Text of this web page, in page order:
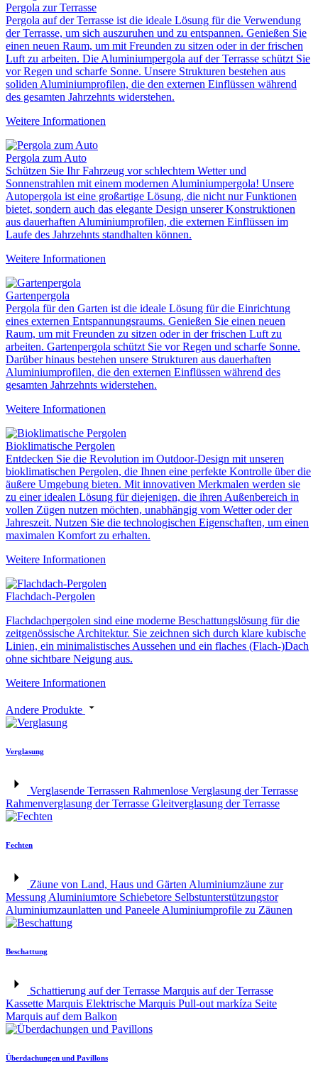
Pergola zur Terrasse
Pergola auf der Terrasse ist die ideale Lösung für die Verwendung
der Terrasse, um sich auszuruhen und zu entspannen. Genießen Sie
einen neuen Raum, um mit Freunden zu sitzen oder in der frischen
Luft zu arbeiten. Die Aluminiumpergola auf der Terrasse schützt Sie
vor Regen und scharfe Sonne. Unsere Strukturen bestehen aus
soliden Aluminiumprofilen, die den externen Einflüssen während
des gesamten Jahrzehnts widerstehen.
Weitere Informationen
Pergola zum Auto
Schützen Sie Ihr Fahrzeug vor schlechtem Wetter und
Sonnenstrahlen mit einem modernen Aluminiumpergola! Unsere
Autopergola ist eine großartige Lösung, die nicht nur Funktionen
bietet, sondern auch das elegante Design unserer Konstruktionen
aus dauerhaften Aluminiumprofilen, die externen Einflüssen im
Laufe des Jahrzehnts standhalten können.
Weitere Informationen
Gartenpergola
Pergola für den Garten ist die ideale Lösung für die Einrichtung
eines externen Entspannungsraums. Genießen Sie einen neuen
Raum, um mit Freunden zu sitzen oder in der frischen Luft zu
arbeiten. Gartenpergola schützt Sie vor Regen und scharfe Sonne.
Darüber hinaus bestehen unsere Strukturen aus dauerhaften
Aluminiumprofilen, die den externen Einflüssen während des
gesamten Jahrzehnts widerstehen.
Weitere Informationen
Bioklimatische Pergolen
Entdecken Sie die Revolution im Outdoor-Design mit unseren
bioklimatischen Pergolen, die Ihnen eine perfekte Kontrolle über die
äußere Umgebung bieten. Mit innovativen Merkmalen werden sie
zu einer idealen Lösung für diejenigen, die ihren Außenbereich in
vollen Zügen nutzen möchten, unabhängig vom Wetter oder der
Jahreszeit. Nutzen Sie die technologischen Eigenschaften, um einen
maximalen Komfort zu erhalten.
Weitere Informationen
Flachdach-Pergolen
Flachdachpergolen sind eine moderne Beschattungslösung für die
zeitgenössische Architektur. Sie zeichnen sich durch klare kubische
Linien, ein minimalistisches Aussehen und ein flaches (Flach-)Dach
ohne sichtbare Neigung aus.
Weitere Informationen
Andere Produkte
Verglasung
Verglasende Terrassen Rahmenlose Verglasung der Terrasse
Rahmenverglasung der Terrasse Gleitverglasung der Terrasse
Fechten
Zäune von Land, Haus und Gärten Aluminiumzäune zur
Messung Aluminiumtore Schiebetore Selbstunterstützungstor
Aluminiumzaunlatten und Paneele Aluminiumprofile zu Zäunen
Beschattung
Schattierung auf der Terrasse Marquis auf der Terrasse
Kassette Marquis Elektrische Marquis Pull-out markíza Seite
Marquis auf dem Balkon
Überdachungen und Pavillons